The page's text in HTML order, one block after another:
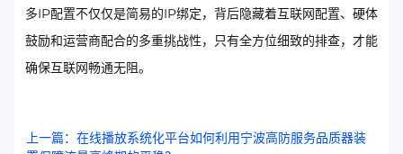
多IP配置不仅仅是简易的IP绑定，背后隐藏着互联网配置、硬体
鼓励和运营商配合的多重挑战性，只有全方位细致的排查，才能
确保互联网畅通无阻。
上一篇：在线播放系统化平台如何利用宁波高防服务品质器装